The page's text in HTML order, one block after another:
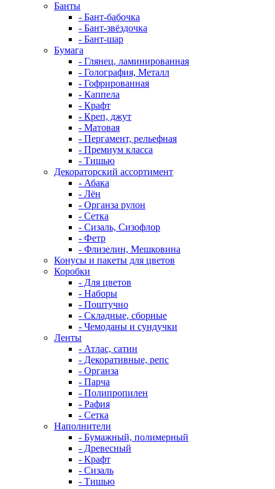
Банты
- Бант-бабочка
- Бант-звёздочка
- Бант-шар
Бумага
- Глянец, ламинированная
- Голография, Металл
- Гофрированная
- Каппела
- Крафт
- Креп, джут
- Матовая
- Пергамент, рельефная
- Премиум класса
- Тишью
Декораторский ассортимент
- Абака
- Лён
- Органза рулон
- Сетка
- Сизаль, Сизофлор
- Фетр
- Флизелин, Мешковина
Конусы и пакеты для цветов
Коробки
- Для цветов
- Наборы
- Поштучно
- Складные, сборные
- Чемоданы и сундучки
Ленты
- Атлас, сатин
- Декоративные, репс
- Органза
- Парча
- Полипропилен
- Рафия
- Сетка
Наполнители
- Бумажный, полимерный
- Древесный
- Крафт
- Сизаль
- Тишью